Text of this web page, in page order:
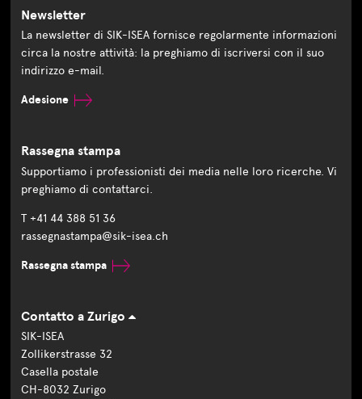
Newsletter
La newsletter di SIK-ISEA fornisce regolarmente informazioni
circa la nostre attività: la preghiamo di iscriversi con il suo
indirizzo e-mail.
Adesione
Rassegna stampa
Supportiamo i professionisti dei media nelle loro ricerche. Vi
preghiamo di contattarci.
T +41 44 388 51 36
rassegnastampa@sik-isea.ch
Rassegna stampa
Contatto a Zurigo
SIK-ISEA
Zollikerstrasse 32
Casella postale
CH-8032 Zurigo